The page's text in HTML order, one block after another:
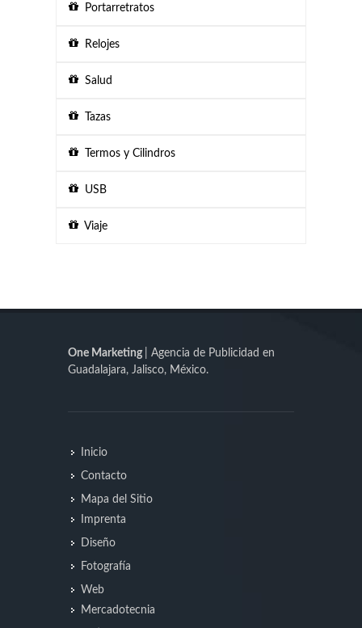
Portarretratos
Relojes
Salud
Tazas
Termos y Cilindros
USB
Viaje
One Marketing
| Agencia de Publicidad en
Guadalajara, Jalisco, México.
Inicio
Contacto
Mapa del Sitio
Imprenta
Diseño
Fotografía
Web
Mercadotecnia